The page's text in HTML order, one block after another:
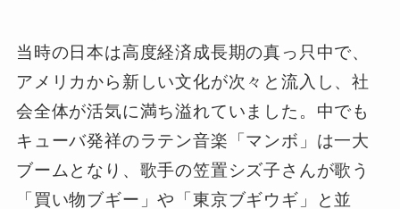
当時の日本は高度経済成長期の真っ只中で、
アメリカから新しい文化が次々と流入し、社
会全体が活気に満ち溢れていました。中でも
キューバ発祥のラテン音楽「マンボ」は一大
ブームとなり、歌手の笠置シズ子さんが歌う
「買い物ブギー」や「東京ブギウギ」と並